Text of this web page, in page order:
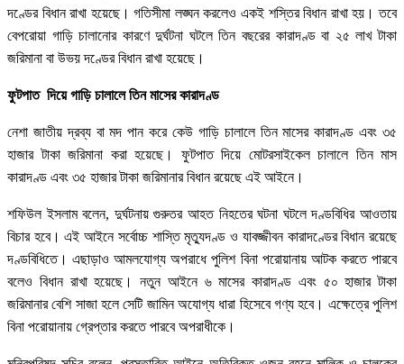
দণ্ডের বিধান রাখা হয়েছে। গতিসীমা লঙ্ঘন করলেও একই শস্তির বিধান রাখা হয়। তবে
বেপরোয়া গাড়ি চালানোর কারণে দুর্ঘটনা ঘটলে তিন বছরের কারাদণ্ড বা ২৫ লাখ টাকা
জরিমানা বা উভয় দণ্ডের বিধান রাখা হয়েছে।
ফুটপাত দিয়ে গাড়ি চালালে তিন মাসের কারাদণ্ড
নেশা জাতীয় দ্রব্য বা মদ পান করে কেউ গাড়ি চালালে তিন মাসের কারাদণ্ড এবং ৩৫
হাজার টাকা জরিমানা করা হয়েছে। ফুটপাত দিয়ে মোটরসাইকেল চালালে তিন মাস
কারাদণ্ড এবং ৩৫ হাজার টাকা জরিমানার বিধান রয়েছে এই আইনে।
শফিউল ইসলাম বলেন, দুর্ঘটনায় গুরুতর আহত নিহতের ঘটনা ঘটলে দণ্ডবিধির আওতায়
বিচার হবে। এই আইনে সর্বোচ্চ শাস্তি মৃত্যুদণ্ড ও যাবজ্জীবন কারাদণ্ডের বিধান রয়েছে
দণ্ডবিধিতে। এছাড়াও আমলযোগ্য অপরাধে পুলিশ বিনা পরোয়ানায় আটক করতে পারবে
বলেও বিধান রাখা হয়েছে। নতুন আইনে ৬ মাসের কারাদণ্ড এবং ৫০ হাজার টাকা
জরিমানার বেশি সাজা হলে সেটি জামিন অযোগ্য ধারা হিসেবে গণ্য হবে। এক্ষেত্রে পুলিশ
বিনা পরোয়ানায় গ্রেপ্তার করতে পারবে অপরাধীকে।